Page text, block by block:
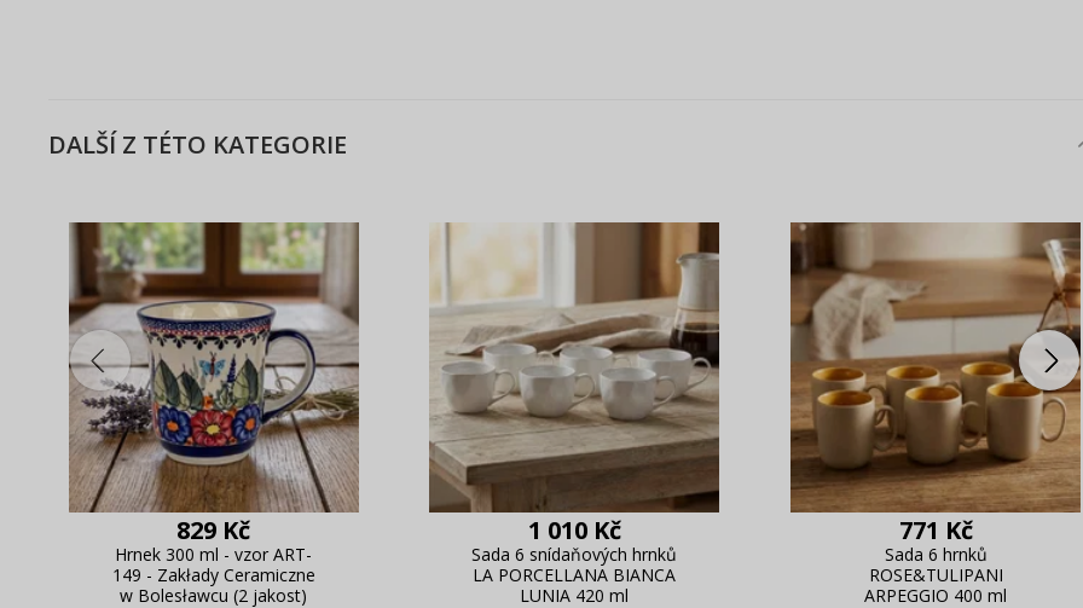
DALŠÍ Z TÉTO KATEGORIE
829 Kč
Hrnek 300 ml - vzor ART-
149 - Zakłady Ceramiczne
w Bolesławcu (2 jakost)
1 010 Kč
Sada 6 snídaňových hrnků
LA PORCELLANA BIANCA
LUNIA 420 ml
771 Kč
Sada 6 hrnků
ROSE&TULIPANI
ARPEGGIO 400 ml